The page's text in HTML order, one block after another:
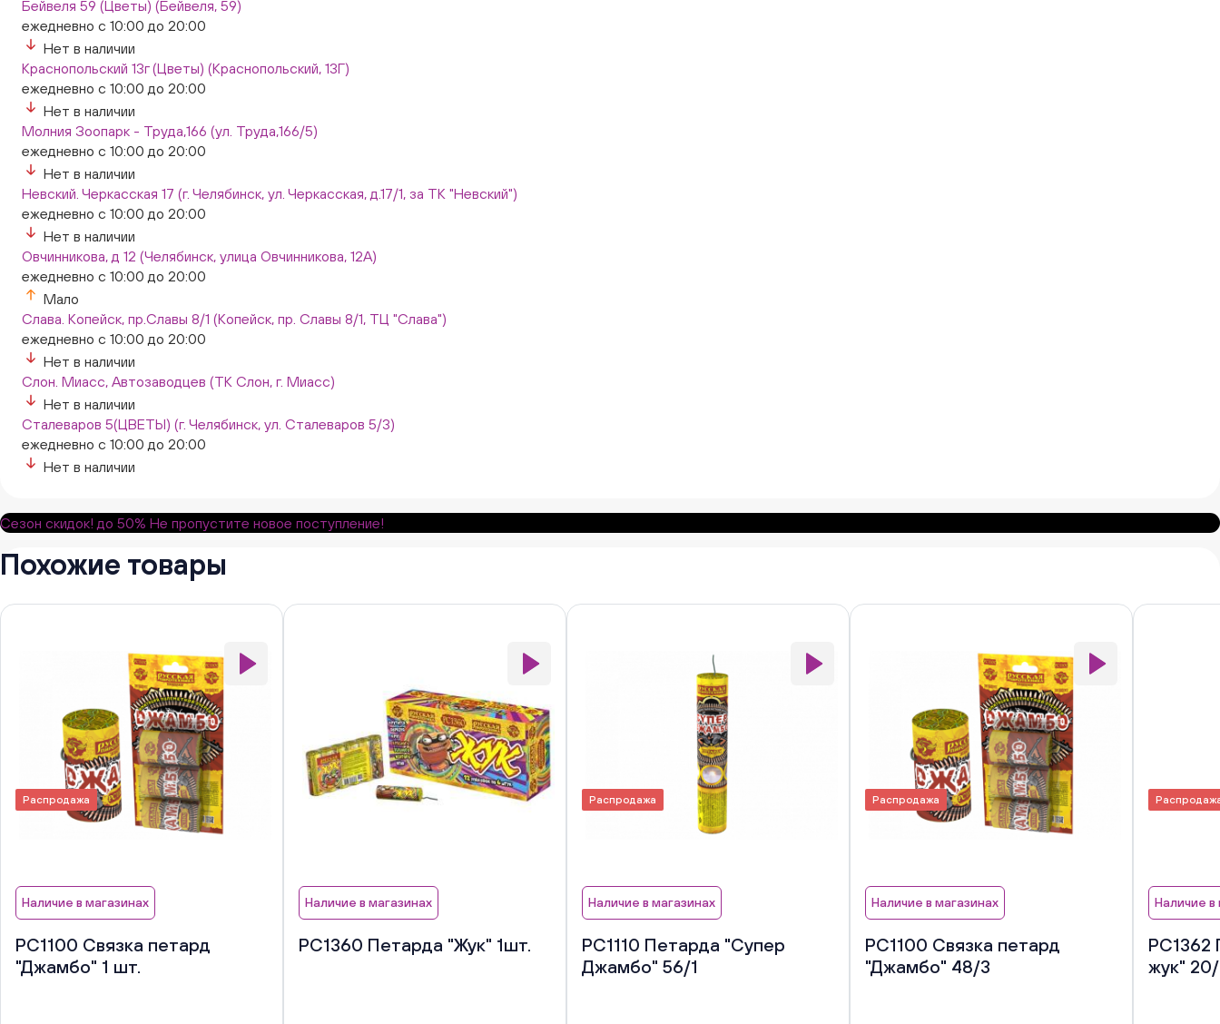
Бейвеля 59 (Цветы) (Бейвеля, 59)
ежедневно с 10:00 до 20:00
Нет в наличии
Краснопольский 13г (Цветы) (Краснопольский, 13Г)
ежедневно с 10:00 до 20:00
Нет в наличии
Молния Зоопарк - Труда,166 (ул. Труда,166/5)
ежедневно с 10:00 до 20:00
Нет в наличии
Невский. Черкасская 17 (г. Челябинск, ул. Черкасская, д.17/1, за ТК "Невский")
ежедневно с 10:00 до 20:00
Нет в наличии
Овчинникова, д 12 (Челябинск, улица Овчинникова, 12А)
ежедневно с 10:00 до 20:00
Мало
Слава. Копейск, пр.Славы 8/1 (Копейск, пр. Славы 8/1, ТЦ "Слава")
ежедневно с 10:00 до 20:00
Нет в наличии
Слон. Миасс, Автозаводцев (ТК Слон, г. Миасс)
Нет в наличии
Сталеваров 5(ЦВЕТЫ) (г. Челябинск, ул. Сталеваров 5/3)
ежедневно с 10:00 до 20:00
Нет в наличии
Сезон скидок! до 50% Не пропустите новое поступление!
Похожие товары
Распродажа
Наличие в магазинах
РС1100 Связка петард
"Джамбо" 1 шт.
Наличие в магазинах
РС1360 Петарда "Жук" 1шт.
Распродажа
Наличие в магазинах
РС1110 Петарда "Супер
Джамбо" 56/1
Распродажа
Наличие в магазинах
РС1100 Связка петард
"Джамбо" 48/3
Наличие в
РС1362
жук"